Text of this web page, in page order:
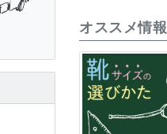
オススメ情報